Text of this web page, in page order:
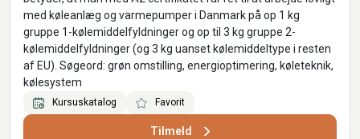
med køleanlæg og varmepumper i Danmark på op 1 kg
gruppe 1-kølemiddelfyldninger og op til 3 kg gruppe 2-
kølemiddelfyldninger (og 3 kg uanset kølemiddeltype i resten
af EU). Søgeord: grøn omstilling, energioptimering, køleteknik,
kølesystem
Kursuskatalog Favorit
Tilmeld